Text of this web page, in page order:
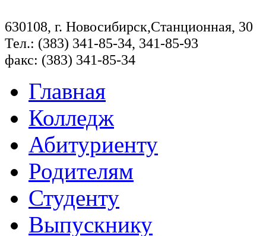
630108, г. Новосибирск,Станционная, 30
Тел.: (383) 341-85-34, 341-85-93
факс: (383) 341-85-34
Главная
Колледж
Абитуриенту
Родителям
Студенту
Выпускнику